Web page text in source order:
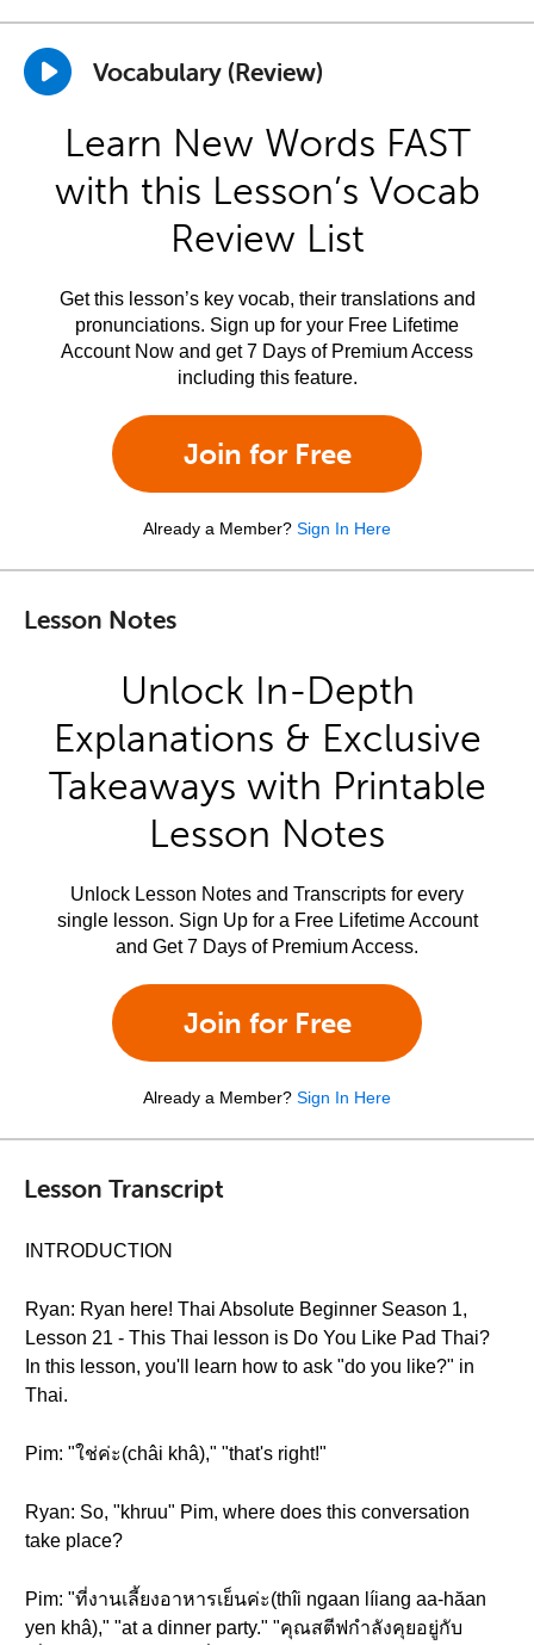
Vocabulary (Review)
Learn New Words FAST
with this Lesson’s Vocab
Review List
Get this lesson’s key vocab, their translations and
pronunciations. Sign up for your Free Lifetime
Account Now and get 7 Days of Premium Access
including this feature.
Join for Free
Already a Member? Sign In Here
Lesson Notes
Unlock In-Depth
Explanations & Exclusive
Takeaways with Printable
Lesson Notes
Unlock Lesson Notes and Transcripts for every
single lesson. Sign Up for a Free Lifetime Account
and Get 7 Days of Premium Access.
Join for Free
Already a Member? Sign In Here
Lesson Transcript
INTRODUCTION
Ryan: Ryan here! Thai Absolute Beginner Season 1,
Lesson 21 - This Thai lesson is Do You Like Pad Thai?
In this lesson, you'll learn how to ask "do you like?" in
Thai.
Pim: "ใช่ค่ะ(châi khâ)," "that's right!"
Ryan: So, "khruu" Pim, where does this conversation
take place?
Pim: "ที่งานเลี้ยงอาหารเย็นค่ะ(thîi ngaan líiang aa-hăan
yen khâ)," "at a dinner party." "คุณสตีฟกำลังคุยอยู่กับ